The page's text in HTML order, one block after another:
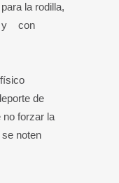
la rodilla,
y con
de
no forzar la
noten